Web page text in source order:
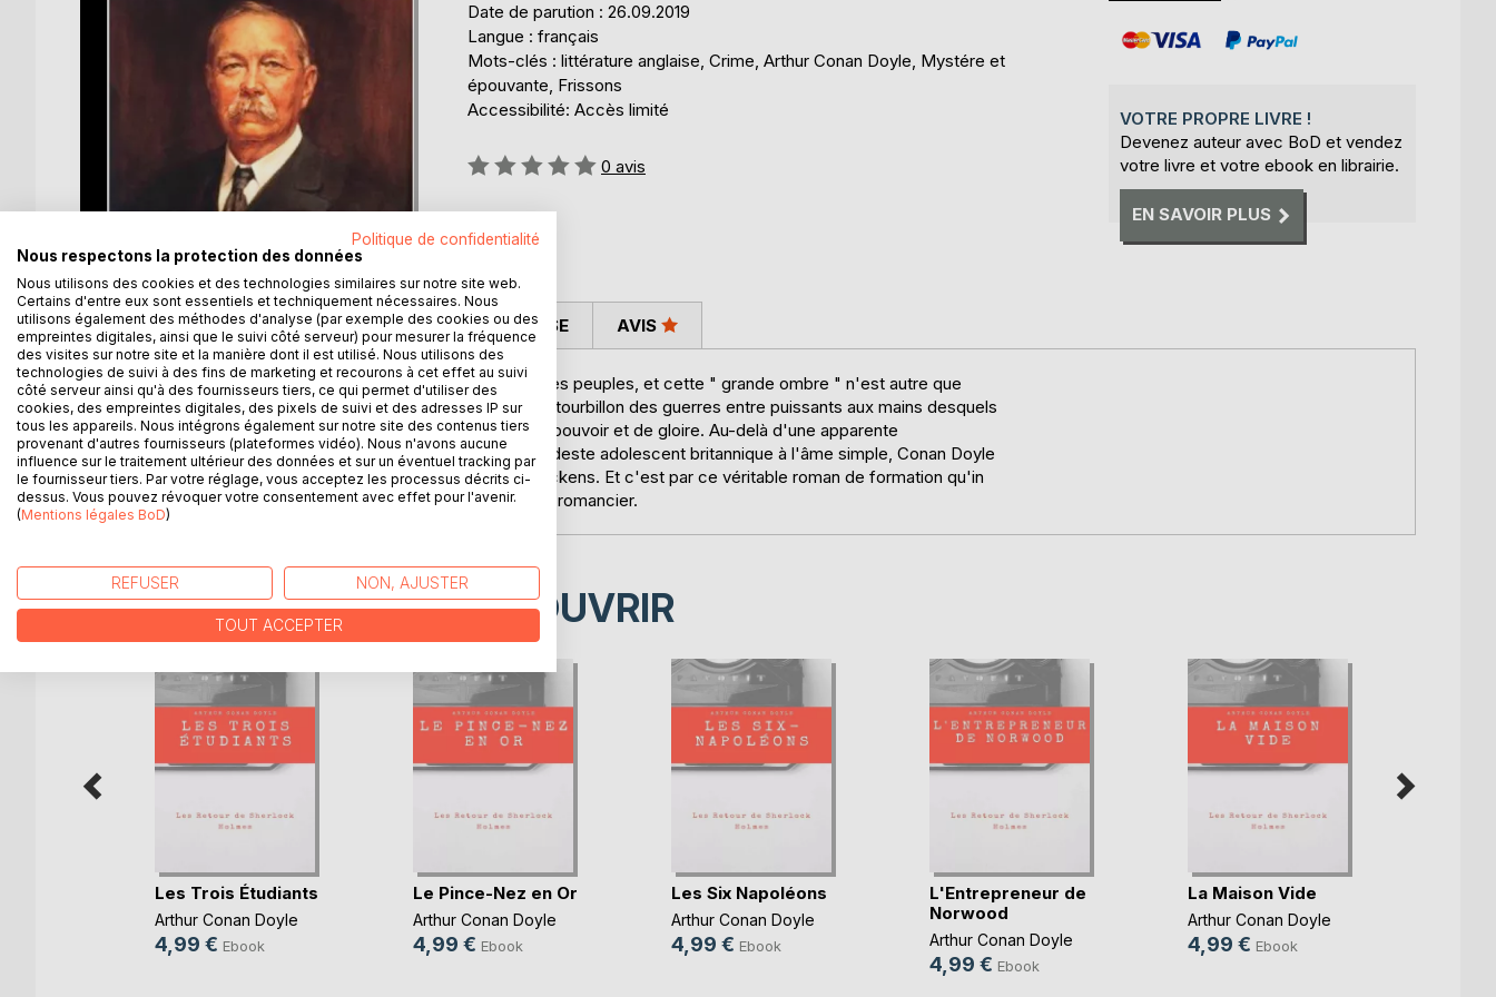
Date de parution : 26.09.2019
Langue : français
Mots-clés : littérature anglaise, Crime, Arthur Conan Doyle, Mystére et
épouvante, Frissons
Accessibilité: Accès limité
Évaluation:
0 avis
VOTRE PROPRE LIVRE !
Devenez auteur avec BoD et vendez
votre livre et votre ebook en librairie.
EN SAVOIR PLUS
DESCRIPTION
La peur règne en Europe : une menace pèse sur la paix des peuples, et cette " grande ombre " n'est autre que
celle de Napoléon. Un jeune Anglais plonge alors dans un tourbillon des guerres entre puissants aux mains desquels
les peuples ne sont que les instruments de leur quête de pouvoir et de gloire. Au-delà d'une apparente
revendication nationaliste, et à travers le destin de ce modeste adolescent britannique à l'âme simple, Conan Doyle
se montre ici digne des grands Stevenson, Fielding ou Dickens. Et c'est par ce véritable roman de formation qu'in
nous livre un facette, inédite en France, de ses talents de romancier.
AUTEUR(S) CRITIQUES PRESSE AVIS
D’AUTRES TITRES À DÉCOUVRIR
Les Trois Étudiants
Arthur Conan Doyle
4,99 € Ebook
Le Pince-Nez en Or
Arthur Conan Doyle
4,99 € Ebook
Les Six Napoléons
Arthur Conan Doyle
4,99 € Ebook
L'Entrepreneur de
Norwood
Arthur Conan Doyle
4,99 € Ebook
La Maison Vide
Arthur Conan Doyle
4,99 € Ebook
Politique de confidentialité
Nous respectons la protection des données
Nous utilisons des cookies et des technologies similaires sur notre site web.
Certains d'entre eux sont essentiels et techniquement nécessaires. Nous
utilisons également des méthodes d'analyse (par exemple des cookies ou des
empreintes digitales, ainsi que le suivi côté serveur) pour mesurer la fréquence
des visites sur notre site et la manière dont il est utilisé. Nous utilisons des
technologies de suivi à des fins de marketing et recourons à cet effet au suivi
côté serveur ainsi qu'à des fournisseurs tiers, ce qui permet d'utiliser des
cookies, des empreintes digitales, des pixels de suivi et des adresses IP sur
tous les appareils. Nous intégrons également sur notre site des contenus tiers
provenant d'autres fournisseurs (plateformes vidéo). Nous n'avons aucune
influence sur le traitement ultérieur des données et sur un éventuel tracking par
le fournisseur tiers. Par votre réglage, vous acceptez les processus décrits ci-
dessus. Vous pouvez révoquer votre consentement avec effet pour l'avenir.
(Mentions légales BoD)
REFUSER NON, AJUSTER
TOUT ACCEPTER